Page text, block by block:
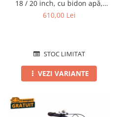
18 / 20 inch, cu bidon apă,
roșie
610,00 Lei
STOC LIMITAT
VEZI VARIANTE